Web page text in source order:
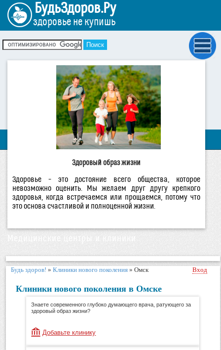
БудьЗдоров.Ру
здоровье не купишь
Здоровый образ жизни
Здоровье – это достояние всего общества, которое
невозможно оценить. Мы желаем друг другу крепкого
здоровья, когда встречаемся или прощаемся, потому что
это основа счастливой и полноценной жизни.
Медицинские центры и клиники
Будь здоров! » Клиники нового поколения » Омск Вход
Клиники нового поколения в Омске
Знаете современного глубоко думающего врача, ратующего за
здоровый образ жизни?
Добавьте клинику